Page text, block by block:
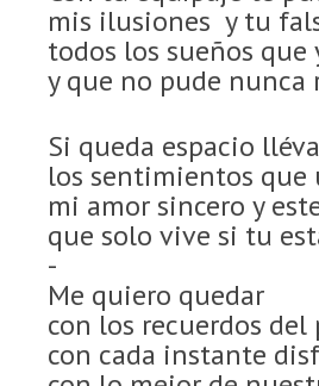
mis ilusiones y tu
todos los sueños que
y que no pude nunca
Si queda espacio
los sentimientos que
mi amor sincero y
que solo vive si tu
-
Me quiero quedar
con los recuerdos del
con cada instante